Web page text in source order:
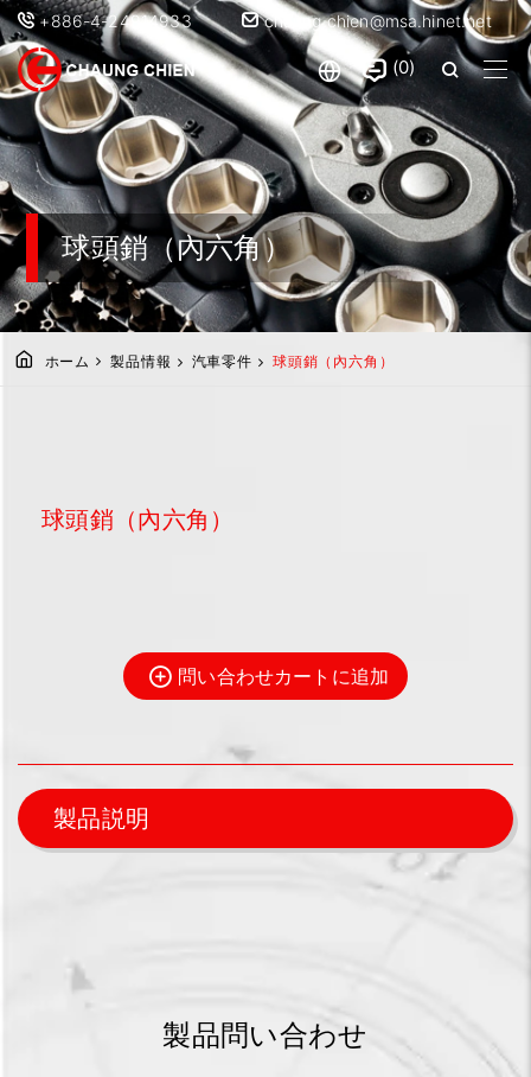
+886-4-24914933 chaung.chien@msa.hinet.net
0
球頭銷（內六角）
ホーム 製品情報 汽車零件 球頭銷（內六角）
球頭銷（內六角）
問い合わせカートに追加
製品説明
製品問い合わせ